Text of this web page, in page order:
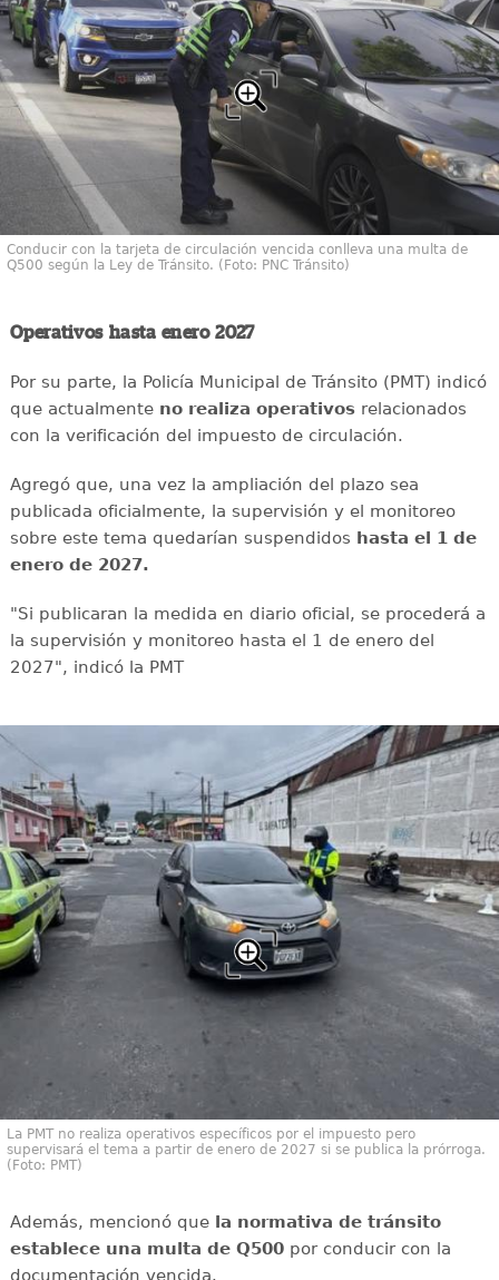
Conducir con la tarjeta de circulación vencida conlleva una multa de
Q500 según la Ley de Tránsito. (Foto: PNC Tránsito)
Operativos hasta enero 2027
Por su parte, la Policía Municipal de Tránsito (PMT) indicó
que actualmente no realiza operativosrelacionados
con la verificación del impuesto de circulación.
Agregó que, una vez la ampliación del plazo sea
publicada oficialmente, la supervisión y el monitoreo
sobre este tema quedarían suspendidos hasta el 1 de
enero de 2027.
"Si publicaran la medida en diario oficial, se procederá a
la supervisión y monitoreo hasta el 1 de enero del
2027", indicó la PMT
La PMT no realiza operativos específicos por el impuesto pero
supervisará el tema a partir de enero de 2027 si se publica la prórroga.
(Foto: PMT)
Además, mencionó que la normativa de tránsito
establece una multa de Q500por conducir con la